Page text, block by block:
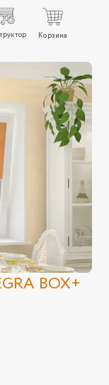
Корзина
BOX+